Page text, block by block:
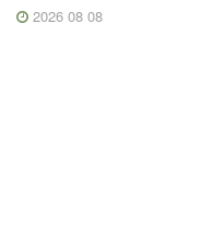
2026 08 08